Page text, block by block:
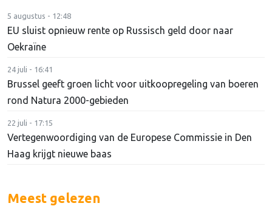
5 augustus - 12:48
EU sluist opnieuw rente op Russisch geld door naar
Oekraïne
24 juli - 16:41
Brussel geeft groen licht voor uitkoopregeling van boeren
rond Natura 2000-gebieden
22 juli - 17:15
Vertegenwoordiging van de Europese Commissie in Den
Haag krijgt nieuwe baas
Meest gelezen